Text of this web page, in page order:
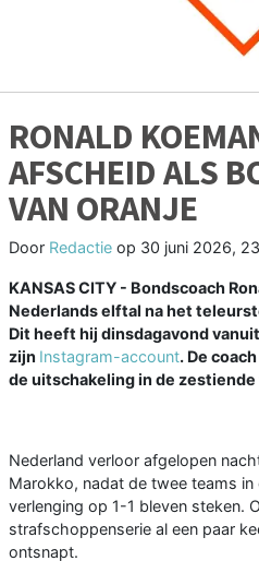
RONALD
AFSCHEID ALS
VAN ORANJE
Door Redactie op 30 juni 2026,
KANSAS CITY - Bondscoach
Nederlands elftal na het
Dit heeft hij dinsdagavond
zijn Instagram-account. De
de uitschakeling in de
Nederland verloor afgelopen
Marokko, nadat de twee teams in
verlenging op 1-1 bleven steken.
strafschoppenserie al een paar
ontsnapt.